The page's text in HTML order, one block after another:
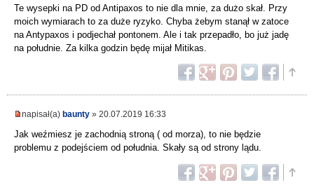
Te wysepki na PD od Antipaxos to nie dla mnie, za dużo skał. Przy
moich wymiarach to za duże ryzyko. Chyba żebym stanął w zatoce
na Antypaxos i podjechał pontonem. Ale i tak przepadło, bo już jadę
na południe. Za kilka godzin będę mijał Mitikas.
napisał(a) baunty » 20.07.2019 16:33
Jak weźmiesz je zachodnią stroną ( od morza), to nie będzie
problemu z podejściem od południa. Skały są od strony lądu.